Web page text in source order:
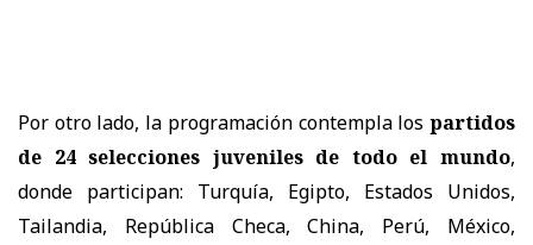
Por otro lado, la programación contempla los partidos
de 24 selecciones juveniles de todo el mundo,
donde participan: Turquía, Egipto, Estados Unidos,
Tailandia, República Checa, China, Perú, México,